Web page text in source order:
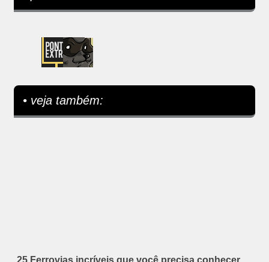
• veja também: